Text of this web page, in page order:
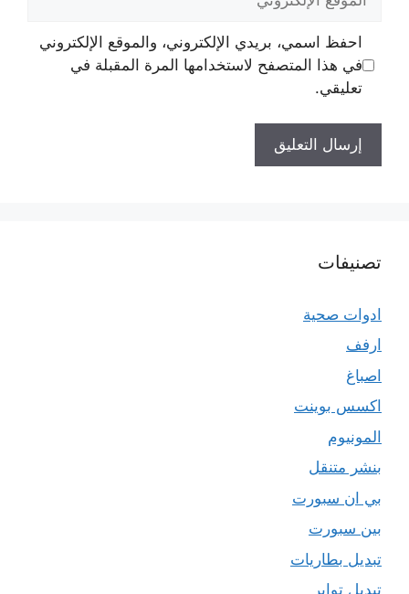
الإلكتروني
احفظ اسمي، بريدي الإلكتروني، والموقع الإلكتروني
في هذا المتصفح لاستخدامها المرة المقبلة في
تعليقي.
تصنيفات
ادوات صحية
ارفف
اصباغ
اكسس بوينت
المونيوم
بنشر متنقل
بي ان سبورت
بين سبورت
تبديل بطاريات
تبديل تواير